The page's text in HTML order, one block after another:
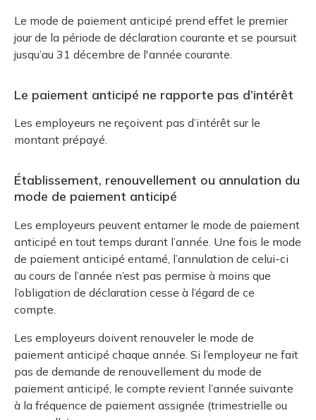
Le mode de paiement anticipé prend effet le premier
jour de la période de déclaration courante et se poursuit
jusqu’au 31 décembre de l'année courante.
Le paiement anticipé ne rapporte pas d’intérêt
Les employeurs ne reçoivent pas d’intérêt sur le
montant prépayé.
Établissement, renouvellement ou annulation du
mode de paiement anticipé
Les employeurs peuvent entamer le mode de paiement
anticipé en tout temps durant l’année. Une fois le mode
de paiement anticipé entamé, l’annulation de celui-ci
au cours de l’année n’est pas permise à moins que
l’obligation de déclaration cesse à l’égard de ce
compte.
Les employeurs doivent renouveler le mode de
paiement anticipé chaque année. Si l’employeur ne fait
pas de demande de renouvellement du mode de
paiement anticipé, le compte revient l’année suivante
à la fréquence de paiement assignée (trimestrielle ou